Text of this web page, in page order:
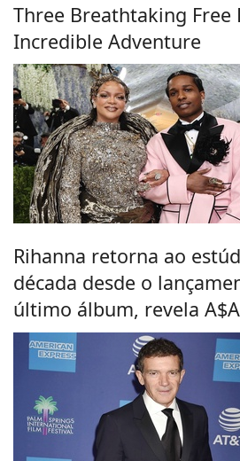
Three Breathtaking Free
Incredible Adventure
Rihanna retorna ao
década desde o
último álbum, revela